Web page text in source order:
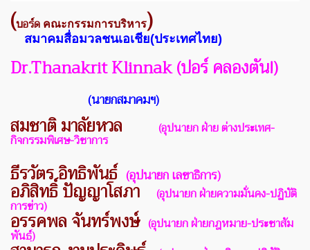
(บอร์ด คณะกรรมการบริหาร)
สมาคมสื่อมวลชนเอเชีย(ประเทศไทย)
Dr.Thanakrit Klinnak (ปอร์ คลองตัน!)
(นายกสมาคมฯ)
สมชาติ มาลัยหวล (อุปนายก ฝ่าย ต่างประเทศ-
กิจกรรมพิเศษ-วิชาการ
ธีรวัตร อิทธิพันธ์ (อุปนายก เลขาธิการ)
อภิสิทธิ์ ปัญญาโสภา (อุปนายก ฝ่ายความมั่นคง-ปฏิบัติ
การข่าว)
อรรคพล จันทร์พงษ์ (อุปนายก ฝ่ายกฎหมาย-ประชาสัม
พันธฺ์)